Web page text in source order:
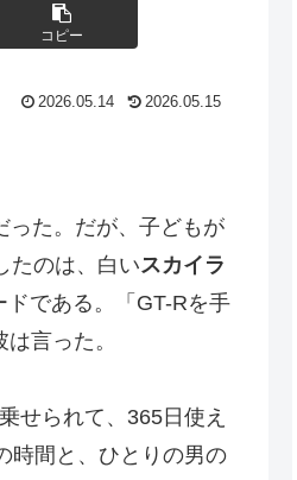
コピー
2026.05.14 2026.05.15
った。だが、子どもが
たのは、白いスカイラ
である。「GT-Rを手
言った。
せられて、365日使え
時間と、ひとりの男の